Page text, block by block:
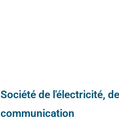
Société de l'électricité,
communication